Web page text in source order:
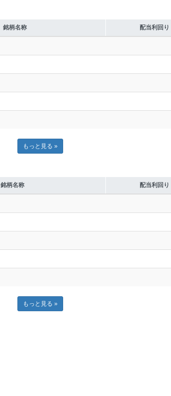
銘柄名称 配当利回り
もっと見る »
銘柄名称 配当利回り
もっと見る »